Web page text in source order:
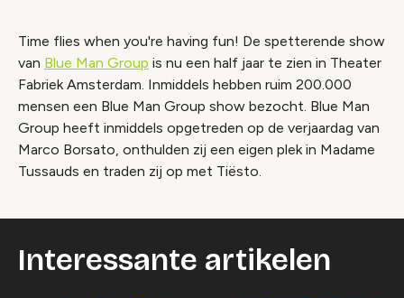
Time flies when you're having fun! De spetterende show
van Blue Man Group is nu een half jaar te zien in Theater
Fabriek Amsterdam. Inmiddels hebben ruim 200.000
mensen een Blue Man Group show bezocht. Blue Man
Group heeft inmiddels opgetreden op de verjaardag van
Marco Borsato, onthulden zij een eigen plek in Madame
Tussauds en traden zij op met Tiësto.
Interessante artikelen